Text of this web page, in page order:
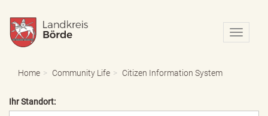
N
a
Home Community Life Citizen Information System
Ihr Standort: